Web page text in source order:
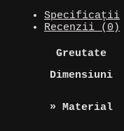
Specificații
Recenzii (0)
Greutate
Dimensiuni
» Material